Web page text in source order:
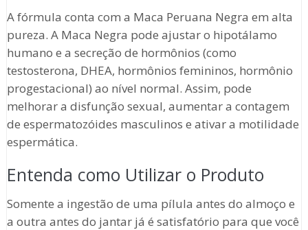
A fórmula conta com a Maca Peruana Negra em alta
pureza. A Maca Negra pode ajustar o hipotálamo
humano e a secreção de hormônios (como
testosterona, DHEA, hormônios femininos, hormônio
progestacional) ao nível normal. Assim, pode
melhorar a disfunção sexual, aumentar a contagem
de espermatozóides masculinos e ativar a motilidade
espermática.
Entenda como Utilizar o Produto
Somente a ingestão de uma pílula antes do almoço e
a outra antes do jantar já é satisfatório para que você